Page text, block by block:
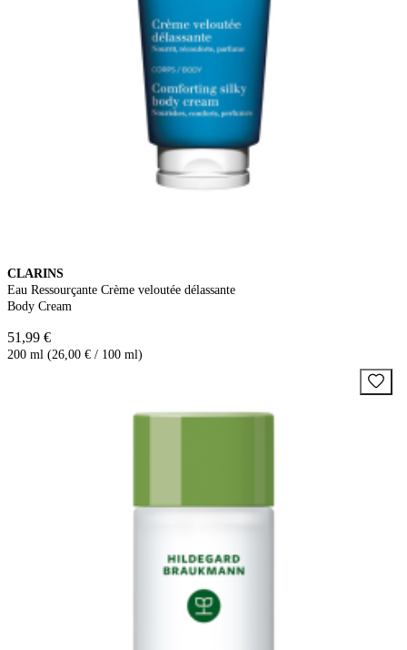
CLARINS
Eau Ressourçante Crème veloutée délassante
Body Cream
51,99 €
200 ml (26,00 € / 100 ml)